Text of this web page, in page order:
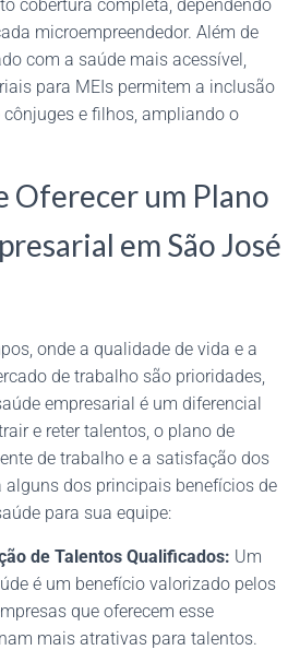
cobertura completa, dependendo
microempreendedor. Além de
com a saúde mais acessível,
para MEIs permitem a inclusão
e filhos, ampliando o
Oferecer um Plano
em São José
onde a qualidade de vida e a
de trabalho são prioridades,
empresarial é um diferencial
e reter talentos, o plano de
de trabalho e a satisfação dos
alguns dos principais benefícios de
para sua equipe:
de Talentos Qualificados: Um
é um benefício valorizado pelos
que oferecem esse
mais atrativas para talentos.